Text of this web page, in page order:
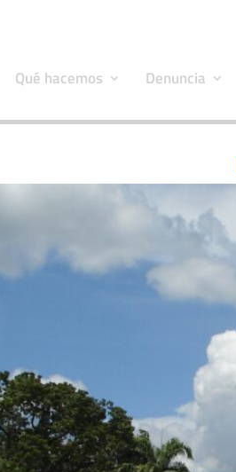
Qué hacemos Denuncia